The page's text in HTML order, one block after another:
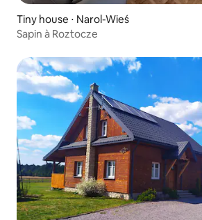
Tiny house ⋅ Narol-Wieś
Sapin à Roztocze